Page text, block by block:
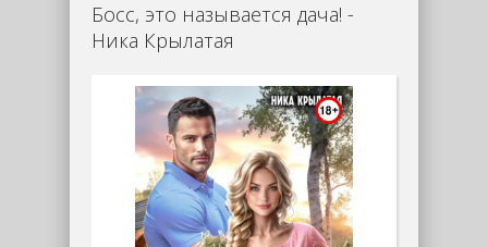
Босс, это называется дача! -
Ника Крылатая